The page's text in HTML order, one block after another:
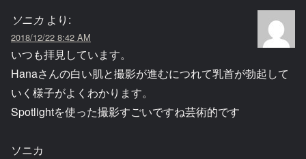
ソニカ より:
2018/12/22 8:42 AM
いつも拝見しています。
Hanaさんの白い肌と撮影が進むにつれて乳首が勃起して
いく様子がよくわかります。
Spotlightを使った撮影すごいですね芸術的です
ソニカ